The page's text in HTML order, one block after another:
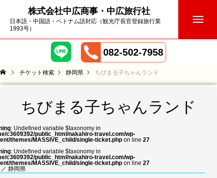
株式会社中広商事・中広旅行社
日本語・中国語・ベトナム語対応（観光庁長官登録旅行業
1993号）
082-502-7958
チケット検索 静岡県 ちびまる子ちゃんランド
ちびまる子ちゃんランド
: Undefined variable $taxonomy in
c3609392/public_html/nakahiro-travel.com/wp-
themes/MASSIVE_child/single-ticket.php on line 27
: Undefined variable $taxonomy in
c3609392/public_html/nakahiro-travel.com/wp-
themes/MASSIVE_child/single-ticket.php on line 27
／ 静岡県